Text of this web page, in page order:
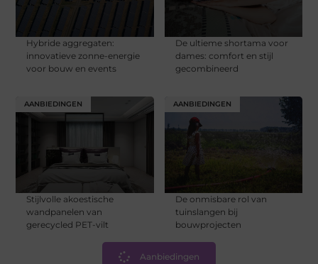
Hybride aggregaten:
innovatieve zonne-energie
voor bouw en events
De ultieme shortama voor
dames: comfort en stijl
gecombineerd
AANBIEDINGEN
Stijlvolle akoestische
wandpanelen van
gerecycled PET-vilt
AANBIEDINGEN
De onmisbare rol van
tuinslangen bij
bouwprojecten
Aanbiedingen